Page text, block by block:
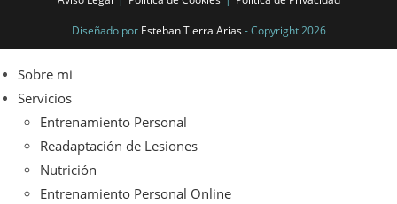
Diseñado por Esteban Tierra Arias- Copyright 2026
Sobre mi
Servicios
Entrenamiento Personal
Readaptación de Lesiones
Nutrición
Entrenamiento Personal Online